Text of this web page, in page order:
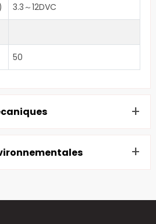
3.3～12DVC
50
+
TNC-Femme +
-40 à +75